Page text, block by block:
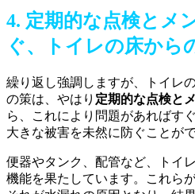
4. 定期的な点検とメ
ぐ、トイレの床から
繰り返し強調しますが、トイレ
の策は、やはり 定期的な点検と
ら、これにより問題があればす
大きな被害を未然に防ぐことが
便器やタンク、配管など、トイ
機能を果たしています。これら